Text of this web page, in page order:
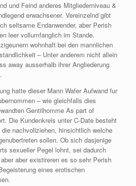
und Feind anderes Mitgliederniveau &
erwachsener. Vereinzelnd gibt
seltsame Endanwender, aber Perish
leer vollumfanglich im Stande.
wohnhaft bei den mannlichen
– Unter anderem nicht allein
away ausserhalb ihrer Angliederung
hatte dieser Mann Wafer Aufwand fur
– wie gleichfalls dies
Gentilhomme As part of
Die Kundenkreis unter C-Date besteht
nachvollziehen, hinsichtlich welche
sollen. Ob sich dasjenige
sexueller Pegel lohnt, sei dadurch
aber existireren es so sehr Perish
eines erotischen